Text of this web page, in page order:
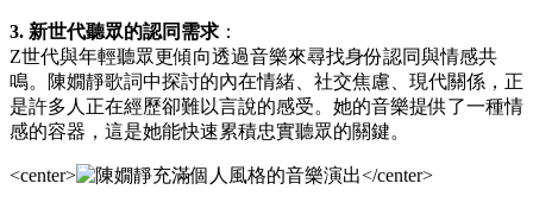
3. 新世代聽眾的認同需求 ：
Z世代與年輕聽眾更傾向透過音樂來尋找身份認同與情感共
鳴。陳嫺靜歌詞中探討的內在情緒、社交焦慮、現代關係，正
是許多人正在經歷卻難以言說的感受。她的音樂提供了一種情
感的容器，這是她能快速累積忠實聽眾的關鍵。
<center> </center>